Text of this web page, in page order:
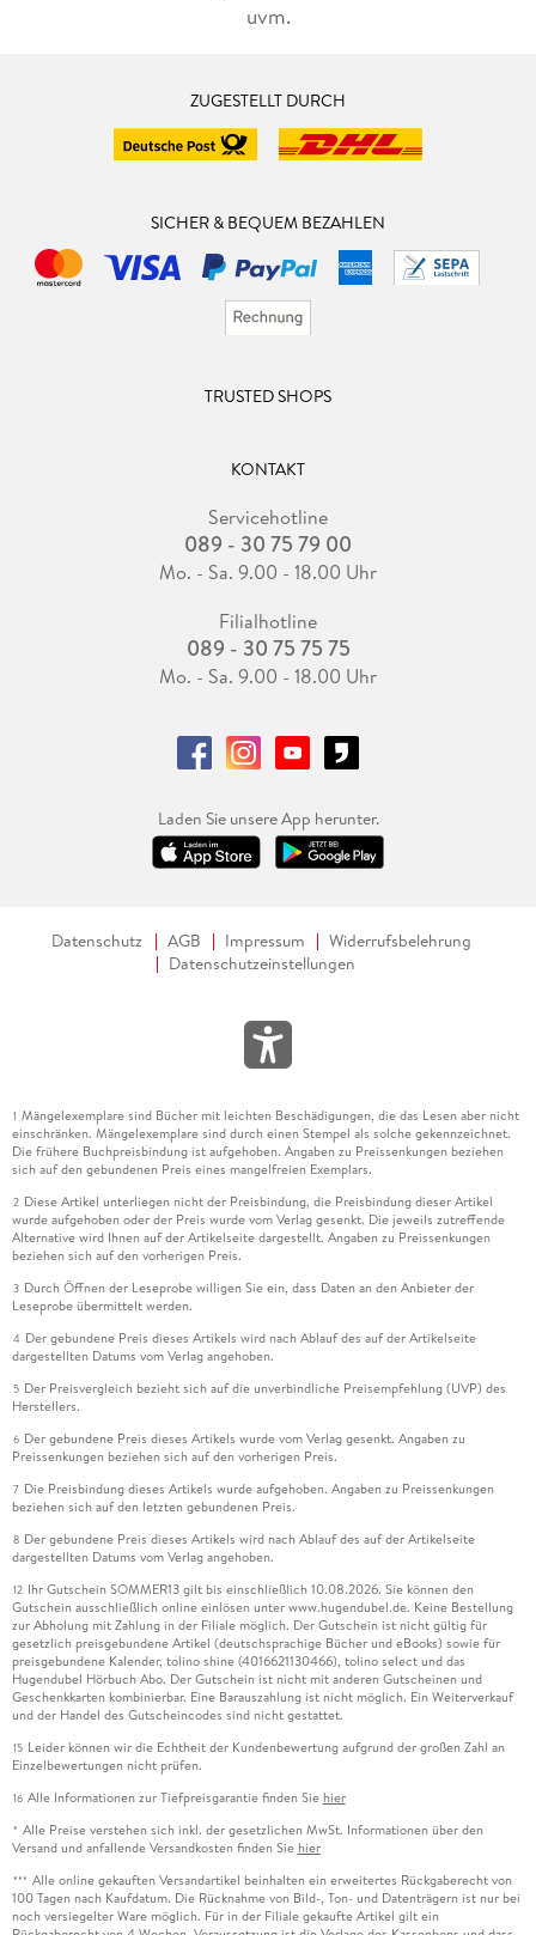
uvm.
ZUGESTELLT DURCH
SICHER & BEQUEM BEZAHLEN
TRUSTED SHOPS
KONTAKT
Servicehotline
089 - 30 75 79 00
Mo. - Sa. 9.00 - 18.00 Uhr
Filialhotline
089 - 30 75 75 75
Mo. - Sa. 9.00 - 18.00 Uhr
Laden Sie unsere App herunter.
Datenschutz AGB Impressum
Widerrufsbelehrung
Datenschutzeinstellungen
1 Mängelexemplare sind Bücher mit leichten Beschädigungen, die das Lesen aber nicht
einschränken. Mängelexemplare sind durch einen Stempel als solche gekennzeichnet.
Die frühere Buchpreisbindung ist aufgehoben. Angaben zu Preissenkungen beziehen
sich auf den gebundenen Preis eines mangelfreien Exemplars.
2 Diese Artikel unterliegen nicht der Preisbindung, die Preisbindung dieser Artikel
wurde aufgehoben oder der Preis wurde vom Verlag gesenkt. Die jeweils zutreffende
Alternative wird Ihnen auf der Artikelseite dargestellt. Angaben zu Preissenkungen
beziehen sich auf den vorherigen Preis.
3 Durch Öffnen der Leseprobe willigen Sie ein, dass Daten an den Anbieter der
Leseprobe übermittelt werden.
4 Der gebundene Preis dieses Artikels wird nach Ablauf des auf der Artikelseite
dargestellten Datums vom Verlag angehoben.
5 Der Preisvergleich bezieht sich auf die unverbindliche Preisempfehlung (UVP) des
Herstellers.
6 Der gebundene Preis dieses Artikels wurde vom Verlag gesenkt. Angaben zu
Preissenkungen beziehen sich auf den vorherigen Preis.
7 Die Preisbindung dieses Artikels wurde aufgehoben. Angaben zu Preissenkungen
beziehen sich auf den letzten gebundenen Preis.
8 Der gebundene Preis dieses Artikels wird nach Ablauf des auf der Artikelseite
dargestellten Datums vom Verlag angehoben.
12 Ihr Gutschein SOMMER13 gilt bis einschließlich 10.08.2026. Sie können den
Gutschein ausschließlich online einlösen unter www.hugendubel.de. Keine Bestellung
zur Abholung mit Zahlung in der Filiale möglich. Der Gutschein ist nicht gültig für
gesetzlich preisgebundene Artikel (deutschsprachige Bücher und eBooks) sowie für
preisgebundene Kalender, tolino shine (4016621130466), tolino select und das
Hugendubel Hörbuch Abo. Der Gutschein ist nicht mit anderen Gutscheinen und
Geschenkkarten kombinierbar. Eine Barauszahlung ist nicht möglich. Ein Weiterverkauf
und der Handel des Gutscheincodes sind nicht gestattet.
15 Leider können wir die Echtheit der Kundenbewertung aufgrund der großen Zahl an
Einzelbewertungen nicht prüfen.
16 Alle Informationen zur Tiefpreisgarantie finden Sie hier
* Alle Preise verstehen sich inkl. der gesetzlichen MwSt. Informationen über den
Versand und anfallende Versandkosten finden Sie hier
*** Alle online gekauften Versandartikel beinhalten ein erweitertes Rückgaberecht von
100 Tagen nach Kaufdatum. Die Rücknahme von Bild-, Ton- und Datenträgern ist nur bei
noch versiegelter Ware möglich. Für in der Filiale gekaufte Artikel gilt ein